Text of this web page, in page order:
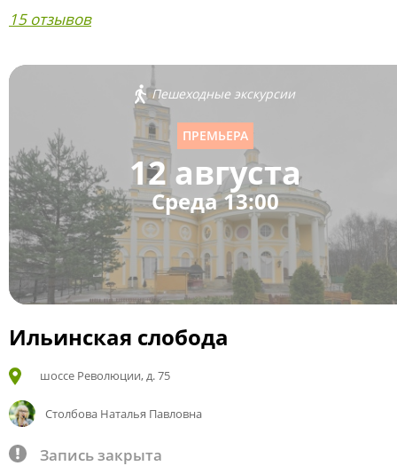
15 отзывов
Пешеходные экскурсии
ПРЕМЬЕРА
12 августа
Среда 13:00
Ильинская слобода
шоссе Революции, д. 75
Столбова Наталья Павловна
Запись закрыта